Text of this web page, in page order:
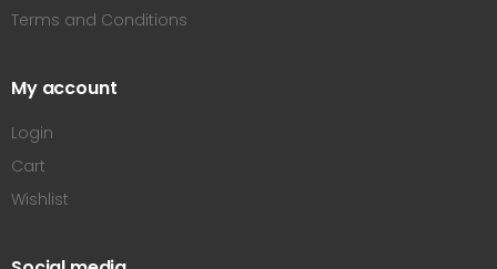
Terms and Conditions
My account
Login
Cart
Wishlist